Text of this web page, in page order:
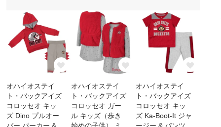
オハイオステイ
ト・バックアイズ
コロッセオ キッ
ズ Dino プルオー
オハイオステイ
ト・バックアイズ
コロッセオ ガー
ル キッズ（歩き
オハイオステイ
ト・バックアイズ
コロッセオ キッ
ズ Ka-Boot-It ジャ